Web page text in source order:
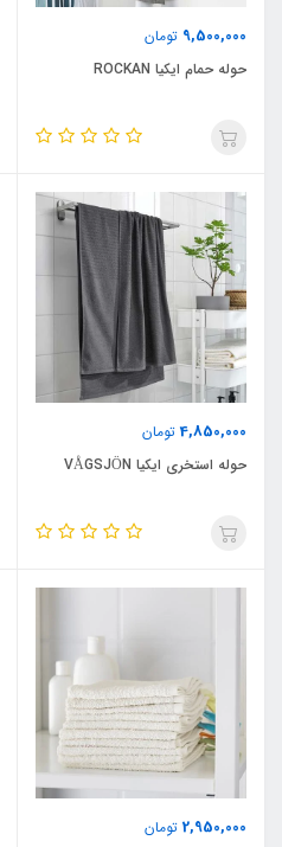
9,500,000 تومان
حوله حمام ایکیا ROCKAN
4,850,000تومان
حوله استخری ایکیا VÅGSJÖN
2,950,000 تومان